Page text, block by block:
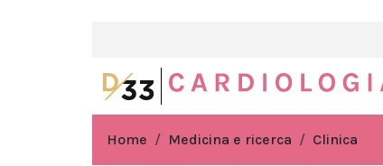
Home Medicina e ricerca Clinica